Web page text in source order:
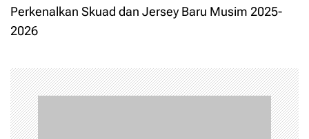
n
v
i
Perkenalkan Skuad dan Jersey Baru Musim 2025-
2026